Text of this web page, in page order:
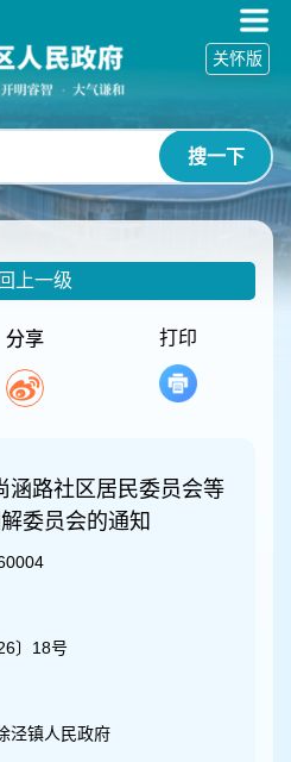
搜一下
关怀版
上一级
分享 打印
涵路社区居民委员会等
委员会的通知
〕18号
泾镇人民政府